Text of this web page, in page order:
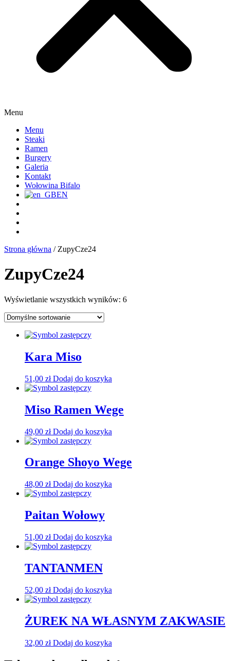
Menu
Menu
Steaki
Ramen
Burgery
Galeria
Kontakt
Wołowina Bifalo
EN
Strona główna / ZupyCze24
ZupyCze24
Wyświetlanie wszystkich wyników: 6
Kara Miso
51,00 zł Dodaj do koszyka
Miso Ramen Wege
49,00 zł Dodaj do koszyka
Orange Shoyo Wege
48,00 zł Dodaj do koszyka
Paitan Wołowy
51,00 zł Dodaj do koszyka
TANTANMEN
52,00 zł Dodaj do koszyka
ŻUREK NA WŁASNYM ZAKWASIE
32,00 zł Dodaj do koszyka